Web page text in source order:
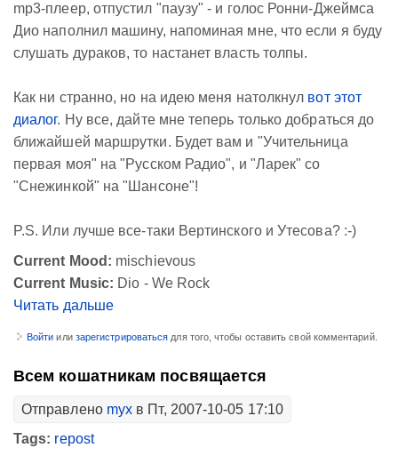
mp3-плеер, отпустил "паузу" - и голос Ронни-Джеймса
Дио наполнил машину, напоминая мне, что если я буду
слушать дураков, то настанет власть толпы.
Как ни странно, но на идею меня натолкнул вот этот
диалог. Ну все, дайте мне теперь только добраться до
ближайшей маршрутки. Будет вам и "Учительница
первая моя" на "Русском Радио", и "Ларек" со
"Снежинкой" на "Шансоне"!
P.S. Или лучше все-таки Вертинского и Утесова? :-)
Current Mood: mischievous
Current Music: Dio - We Rock
Читать дальше
Войти или зарегистрироваться для того, чтобы оставить свой комментарий.
Всем кошатникам посвящается
Отправлено myx в Пт, 2007-10-05 17:10
Tags: repost